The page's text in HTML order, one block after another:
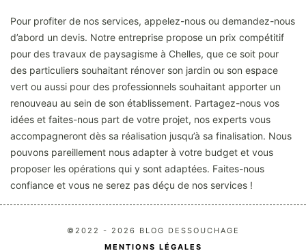
Pour profiter de nos services, appelez-nous ou demandez-nous
d’abord un devis. Notre entreprise propose un prix compétitif
pour des travaux de paysagisme à Chelles, que ce soit pour
des particuliers souhaitant rénover son jardin ou son espace
vert ou aussi pour des professionnels souhaitant apporter un
renouveau au sein de son établissement. Partagez-nous vos
idées et faites-nous part de votre projet, nos experts vous
accompagneront dès sa réalisation jusqu’à sa finalisation. Nous
pouvons pareillement nous adapter à votre budget et vous
proposer les opérations qui y sont adaptées. Faites-nous
confiance et vous ne serez pas déçu de nos services !
©2022 - 2026 BLOG DESSOUCHAGE
MENTIONS LÉGALES